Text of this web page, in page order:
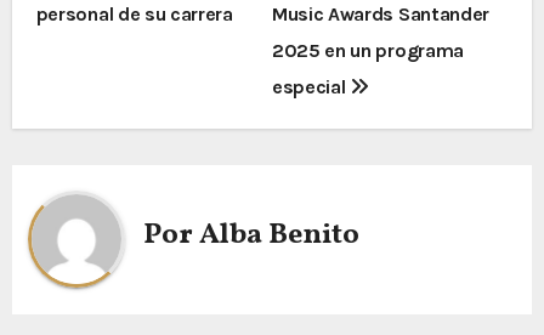
personal de su carrera
Music Awards Santander
2025 en un programa
especial
PorAlba Benito